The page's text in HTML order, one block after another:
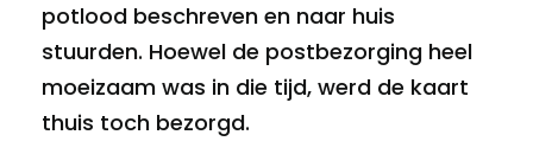
potlood beschreven en naar huis
stuurden. Hoewel de postbezorging heel
moeizaam was in die tijd, werd de kaart
thuis toch bezorgd.